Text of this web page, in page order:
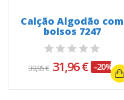
Calção Algodão com
bolsos 7247
39,95 € 31,96 € -20%